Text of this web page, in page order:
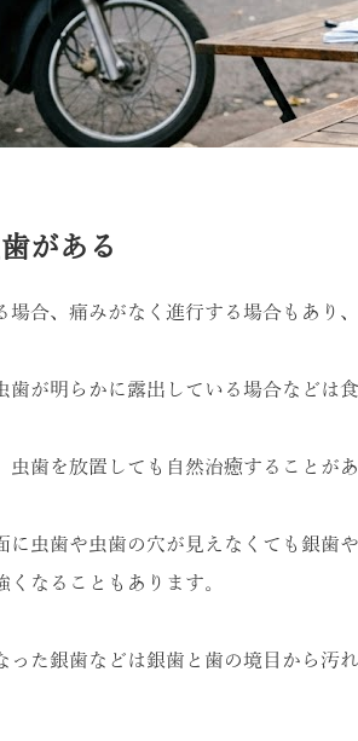
がある
場合、痛みがなく進行する場合もあり
歯が明らかに露出している場合などは
虫歯を放置しても自然治癒することが
に虫歯や虫歯の穴が見えなくても銀歯
くなることもあります。
った銀歯などは銀歯と歯の境目から汚